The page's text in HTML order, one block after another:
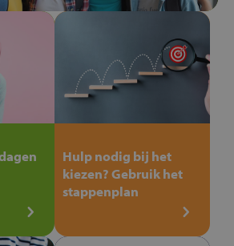
Hulp nodig bij het
kiezen? Gebruik het
stappenplan